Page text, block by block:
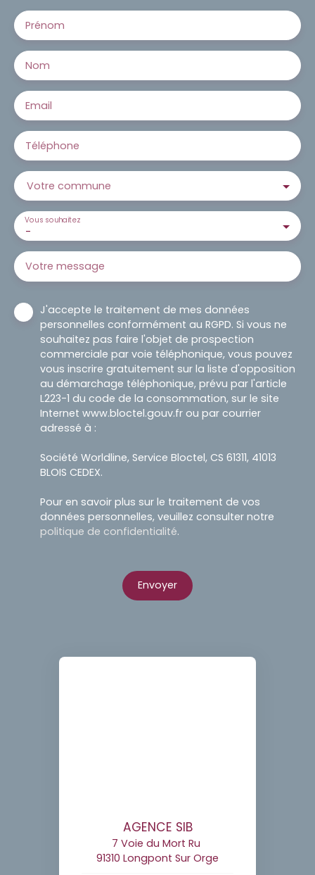
Prénom
Nom
Email
Téléphone
Votre commune
-
Vous souhaitez
Votre message
J'accepte le traitement de mes données
personnelles conformément au RGPD. Si vous ne
souhaitez pas faire l'objet de prospection
commerciale par voie téléphonique, vous pouvez
vous inscrire gratuitement sur la liste d'opposition
au démarchage téléphonique, prévu par l'article
L223-1 du code de la consommation, sur le site
Internet www.bloctel.gouv.fr ou par courrier
adressé à :
Société Worldline, Service Bloctel, CS 61311, 41013
BLOIS CEDEX.
Pour en savoir plus sur le traitement de vos
données personnelles, veuillez consulter notre
politique de confidentialité.
Envoyer
AGENCE SIB
7 Voie du Mort Ru
91310 Longpont Sur Orge